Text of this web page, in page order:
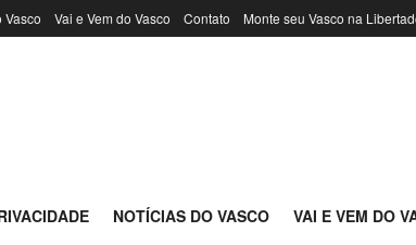
Vasco Vai e Vem do Vasco Contato Monte seu Vasco na
NOTÍCIAS DO VASCO VAI E VEM DO